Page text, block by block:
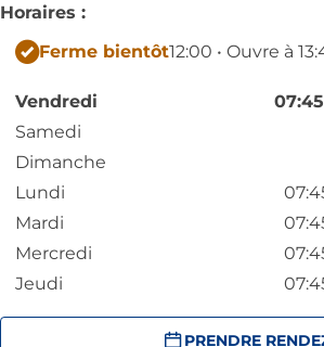
Horaires :
Ferme bientôt12:00 • Ouvre à
Vendredi
Samedi
Dimanche
Lundi
Mardi
Mercredi
Jeudi
PRENDRE